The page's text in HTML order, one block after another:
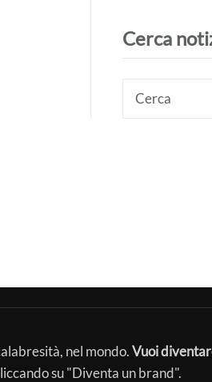
Cerca
nel mondo.Vuoi
su "Diventa un brand".